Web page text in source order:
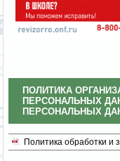
ПОЛИТИКА
ПЕРСОНАЛЬНЫХ
ПЕРСОНАЛЬНЫХ
Политика обработки и